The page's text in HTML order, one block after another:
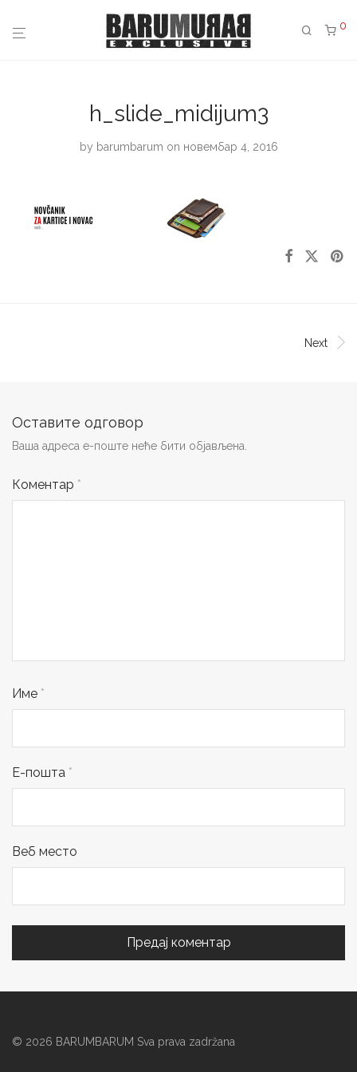
0
h_slide_midijum3
by barumbarum on новембар 4, 2016
Next
Оставите одговор
Ваша адреса е-поште неће бити објављена.
Коментар *
Име *
Е-пошта *
Веб место
© 2026 BARUMBARUM Sva prava zadržana